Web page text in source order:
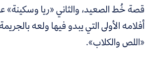
قصة خُط الصعيد، والثاني «ريا
أفلامه الأولى التي يبدو فيها ولعه
«اللص والكلاب».